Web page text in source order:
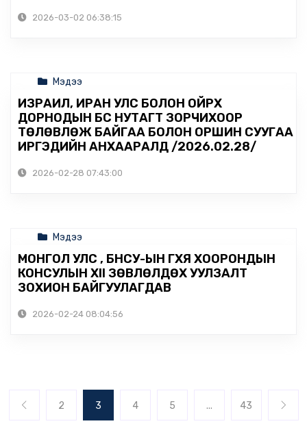
2026-03-02 06:38:15
Мэдээ
ИЗРАИЛ, ИРАН УЛС БОЛОН ОЙРХ
ДОРНОДЫН БҮС НУТАГТ ЗОРЧИХООР
ТӨЛӨВЛӨЖ БАЙГАА БОЛОН ОРШИН СУУГАА
ИРГЭДИЙН АНХААРАЛД /2026.02.28/
2026-02-28 07:43:00
Мэдээ
МОНГОЛ УЛС , БНСУ-ЫН ГХЯ ХООРОНДЫН
КОНСУЛЫН XII ЗӨВЛӨЛДӨХ УУЛЗАЛТ
ЗОХИОН БАЙГУУЛАГДАВ
2026-02-24 08:04:56
2 3 4 5 ... 43